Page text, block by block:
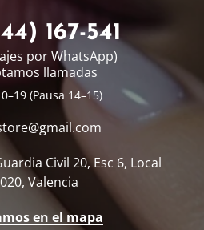
167-541
por WhatsApp)
llamadas
(Pausa 14–15)
gmail.com
Civil 20, Esc 6, Local
Valencia
en el mapa